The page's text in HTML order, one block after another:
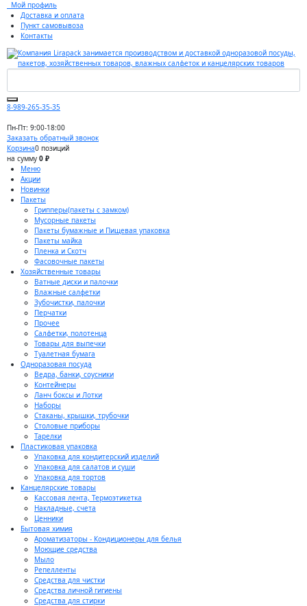
Мой профиль
Доставка и оплата
Пункт самовывоза
Контакты
8-989-265-35-35
Пн-Пт: 9:00-18:00
Заказать обратный звонок
Корзина0 позиций
на сумму 0 ₽
Меню
Акции
Новинки
Пакеты
Грипперы(пакеты с замком)
Мусорные пакеты
Пакеты бумажные и Пищевая упаковка
Пакеты майка
Пленка и Скотч
Фасовочные пакеты
Хозяйственные товары
Ватные диски и палочки
Влажные салфетки
Зубочистки, палочки
Перчатки
Прочее
Салфетки, полотенца
Товары для выпечки
Туалетная бумага
Одноразовая посуда
Ведра, банки, соусники
Контейнеры
Ланч боксы и Лотки
Наборы
Стаканы, крышки, трубочки
Столовые приборы
Тарелки
Пластиковая упаковка
Упаковка для кондитерский изделий
Упаковка для салатов и суши
Упаковка для тортов
Канцелярские товары
Кассовая лента, Термоэтикетка
Накладные, счета
Ценники
Бытовая химия
Ароматизаторы - Кондиционеры для белья
Моющие средства
Мыло
Репелленты
Средства для чистки
Средства личной гигиены
Средства для стирки